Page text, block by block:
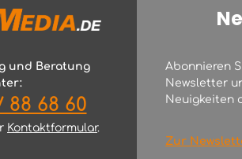
und Beratung
88 68 60
Kontaktformular.
Abonnieren
Newsletter
Neuigkeiten
Zur